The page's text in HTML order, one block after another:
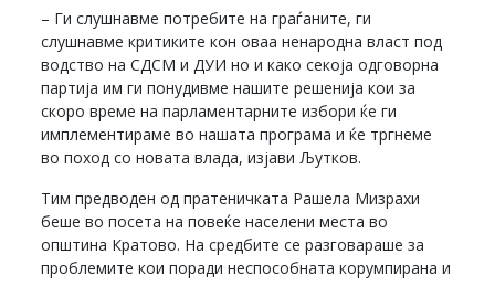
– Ги слушнавме потребите на граѓаните, ги
слушнавме критиките кон оваа ненародна власт под
водство на СДСМ и ДУИ но и како секоја одговорна
партија им ги понудивме нашите решенија кои за
скоро време на парламентарните избори ќе ги
имплементираме во нашата програма и ќе тргнеме
во поход со новата влада, изјави Љутков.
Тим предводен од пратеничката Рашела Мизрахи
беше во посета на повеќе населени места во
општина Кратово. На средбите се разговараше за
проблемите кои поради неспособната корумпирана и